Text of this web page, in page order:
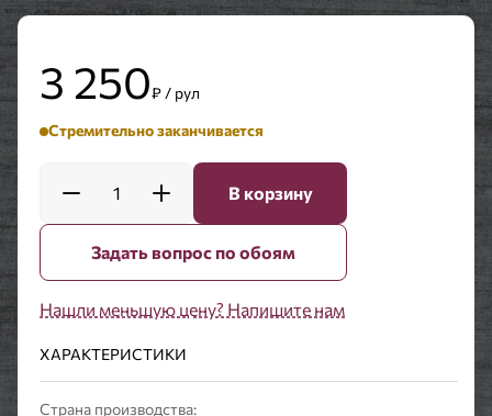
3 250₽ / рул
Стремительно заканчивается
1 В корзину
Задать вопрос по обоям
Нашли меньшую цену? Напишите нам
ХАРАКТЕРИСТИКИ
Страна производства: